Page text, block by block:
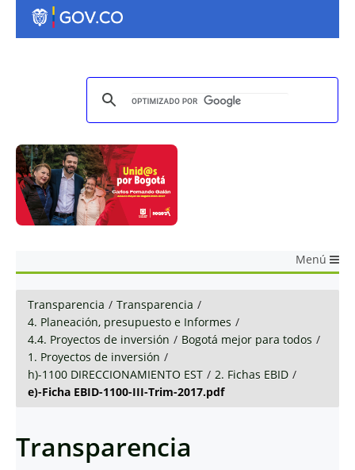
Menú
Transparencia / Transparencia /
4. Planeación, presupuesto e Informes /
4.4. Proyectos de inversión / Bogotá mejor para todos /
1. Proyectos de inversión /
h)-1100 DIRECCIONAMIENTO EST / 2. Fichas EBID /
e)-Ficha EBID-1100-III-Trim-2017.pdf
Transparencia